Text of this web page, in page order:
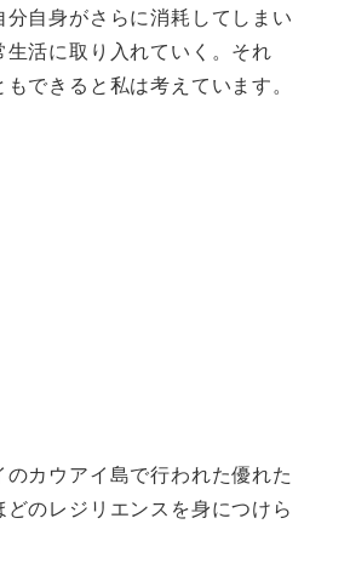
自身がさらに消耗してしまい
活に取り入れていく。それ
できると私は考えています。
カウアイ島で行われた優れた
のレジリエンスを身につけら